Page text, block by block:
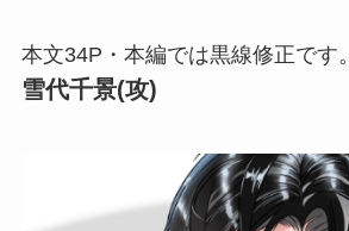
本文34P・本編では黒線修正です。
雪代千景(攻)